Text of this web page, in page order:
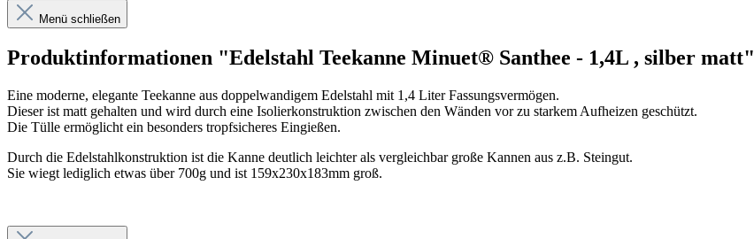
Menü schließen
Produktinformationen "Edelstahl Teekanne Minuet® Santhee - 1,4L , silber matt"
Eine moderne, elegante Teekanne aus doppelwandigem Edelstahl mit 1,4 Liter Fassungsvermögen.
Dieser ist matt gehalten und wird durch eine Isolierkonstruktion zwischen den Wänden vor zu starkem Aufheizen geschützt.
Die Tülle ermöglicht ein besonders tropfsicheres Eingießen.
Durch die Edelstahlkonstruktion ist die Kanne deutlich leichter als vergleichbar große Kannen aus z.B. Steingut.
Sie wiegt lediglich etwas über 700g und ist 159x230x183mm groß.